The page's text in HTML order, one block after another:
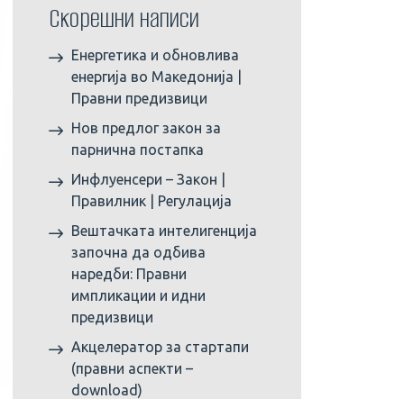
Скорешни написи
Енергетика и обновлива
енергија во Македонија |
Правни предизвици
Нов предлог закон за
парнична постапка
Инфлуенсери – Закон |
Правилник | Регулација
Вештачката интелигенција
започна да одбива
наредби: Правни
импликации и идни
предизвици
Акцелератор за стартапи
(правни аспекти –
download)